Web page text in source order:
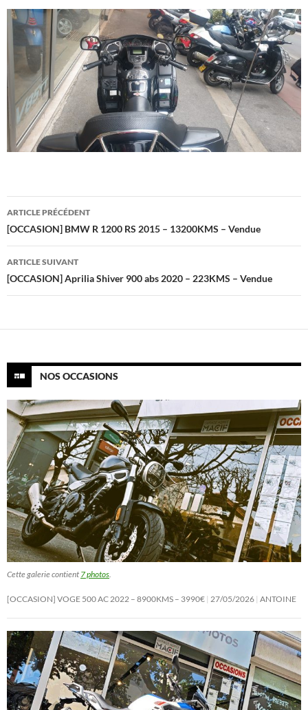
Navigation
des
articles
ARTICLE PRÉCÉDENT
[OCCASION] BMW R 1200 RS 2015 – 13200KMS – Vendue
ARTICLE SUIVANT
[OCCASION] Aprilia Shiver 900 abs 2020 – 223KMS – Vendue
NOS OCCASIONS
Cette galerie contient 7 photos.
[OCCASION] VOGE 500 AC 2022 – 8900KMS – 3990€ 27/05/2026 ANTOINE